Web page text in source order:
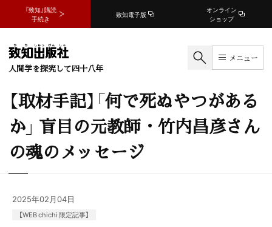
『致知』購読
手続き
致知電子版
オンライン
ショップ
人間学を探究して四十八年
メニュー
【取材手記】「何で死ぬやつがある
か」 盲目の元教師・竹内昌彦さん
の魂のメッセージ
2025年02月04日
【WEB chichi 限定記事】